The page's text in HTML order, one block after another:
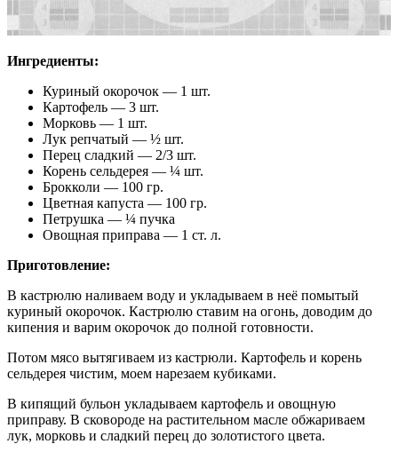
Ингредиенты:
Куриный окорочок — 1 шт.
Картофель — 3 шт.
Морковь — 1 шт.
Лук репчатый — ½ шт.
Перец сладкий — 2/3 шт.
Корень сельдерея — ¼ шт.
Брокколи — 100 гр.
Цветная капуста — 100 гр.
Петрушка — ¼ пучка
Овощная приправа — 1 ст. л.
Приготовление:
В кастрюлю наливаем воду и укладываем в неё помытый
куриный окорочок. Кастрюлю ставим на огонь, доводим до
кипения и варим окорочок до полной готовности.
Потом мясо вытягиваем из кастрюли. Картофель и корень
сельдерея чистим, моем нарезаем кубиками.
В кипящий бульон укладываем картофель и овощную
приправу. В сковороде на растительном масле обжариваем
лук, морковь и сладкий перец до золотистого цвета.